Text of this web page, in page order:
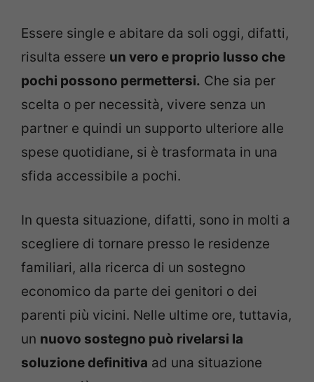
Essere single e abitare da soli oggi, difatti,
risulta essere un vero e proprio lusso che
pochi possono permettersi. Che sia per
scelta o per necessità, vivere senza un
partner e quindi un supporto ulteriore alle
spese quotidiane, si è trasformata in una
sfida accessibile a pochi.
In questa situazione, difatti, sono in molti a
scegliere di tornare presso le residenze
familiari, alla ricerca di un sostegno
economico da parte dei genitori o dei
parenti più vicini. Nelle ultime ore, tuttavia,
un nuovo sostegno può rivelarsi la
soluzione definitiva ad una situazione